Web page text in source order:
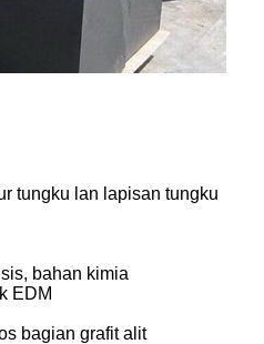
tungku lan lapisan tungku
bahan kimia
EDM
bagian grafit alit